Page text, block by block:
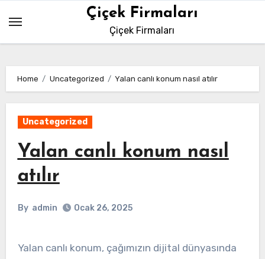
content
Çiçek Firmaları
Çiçek Firmaları
Home Uncategorized Yalan canlı konum nasıl atılır
Uncategorized
Yalan canlı konum nasıl
atılır
By admin Ocak 26, 2025
Yalan canlı konum, çağımızın dijital dünyasında